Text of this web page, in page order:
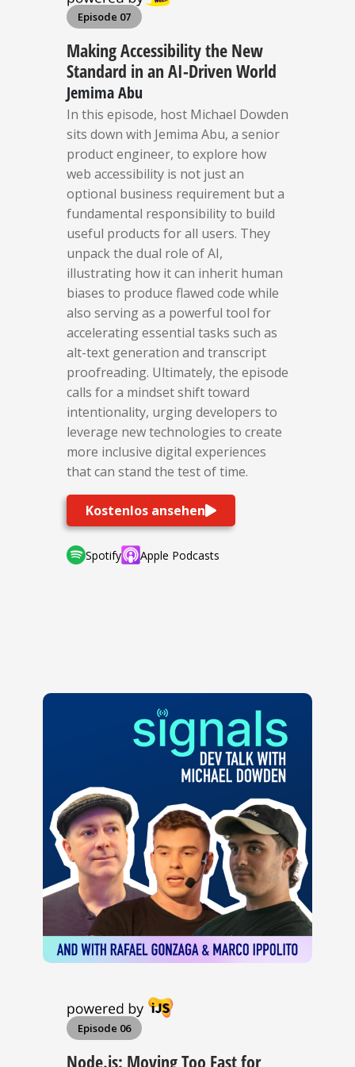
Episode 07
Making Accessibility the New
Standard in an AI-Driven World
Jemima Abu
In this episode, host Michael Dowden
sits down with Jemima Abu, a senior
product engineer, to explore how
web accessibility is not just an
optional business requirement but a
fundamental responsibility to build
useful products for all users. They
unpack the dual role of AI,
illustrating how it can inherit human
biases to produce flawed code while
also serving as a powerful tool for
accelerating essential tasks such as
alt-text generation and transcript
proofreading. Ultimately, the episode
calls for a mindset shift toward
intentionality, urging developers to
leverage new technologies to create
more inclusive digital experiences
that can stand the test of time.
Kostenlos ansehen
Spotify Apple Podcasts
Episode 06
Node.js: Moving Too Fast for